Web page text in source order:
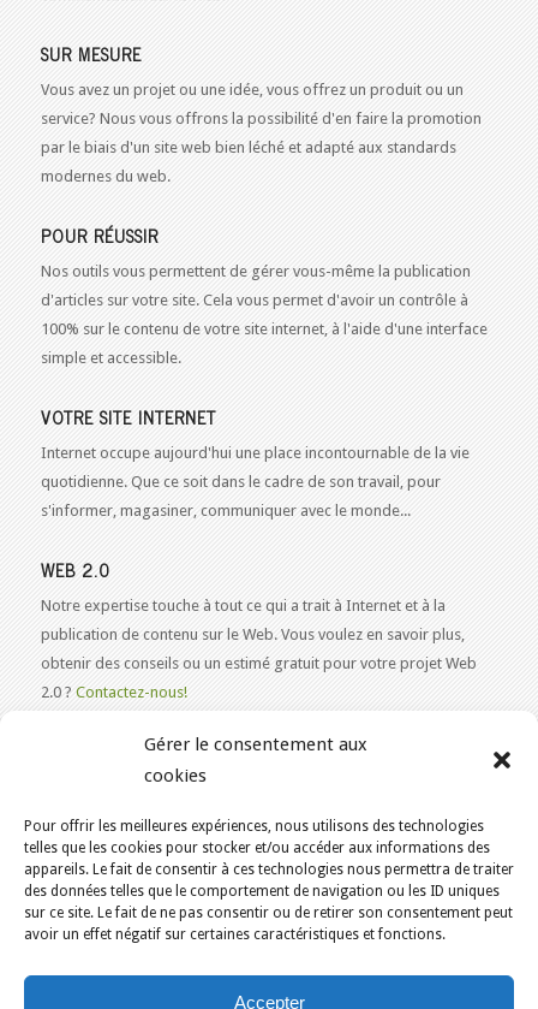
Gérer le consentement aux
cookies
Pour offrir les meilleures expériences, nous utilisons des technologies
telles que les cookies pour stocker et/ou accéder aux informations des
appareils. Le fait de consentir à ces technologies nous permettra de traiter
des données telles que le comportement de navigation ou les ID uniques
sur ce site. Le fait de ne pas consentir ou de retirer son consentement peut
avoir un effet négatif sur certaines caractéristiques et fonctions.
Accepter
SUR MESURE
Vous avez un projet ou une idée, vous offrez un produit ou un
service? Nous vous offrons la possibilité d'en faire la promotion
par le biais d'un site web bien léché et adapté aux standards
modernes du web.
POUR RÉUSSIR
Nos outils vous permettent de gérer vous-même la publication
d'articles sur votre site. Cela vous permet d'avoir un contrôle à
100% sur le contenu de votre site internet, à l'aide d'une interface
simple et accessible.
VOTRE SITE INTERNET
Internet occupe aujourd'hui une place incontournable de la vie
quotidienne. Que ce soit dans le cadre de son travail, pour
s'informer, magasiner, communiquer avec le monde...
WEB 2.0
Notre expertise touche à tout ce qui a trait à Internet et à la
publication de contenu sur le Web. Vous voulez en savoir plus,
obtenir des conseils ou un estimé gratuit pour votre projet Web
2.0 ? Contactez-nous!
VOUS ÊTES ICI : ACCUEIL / DÉFINITION /
KAJOOM FRAMEWORK PLUGIN POUR WORDPRESS
KAJOOM.CA- SERVICES INTERNET
Accueil English Services
Outils & Solutions